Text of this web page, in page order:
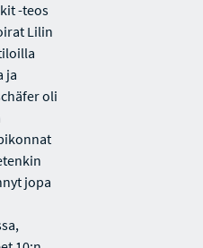
-teos
Lilin
ja
oli
jopa